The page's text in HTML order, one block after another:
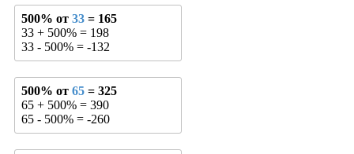
500% от 33 = 165
33 + 500% = 198
33 - 500% = -132
500% от 65 = 325
65 + 500% = 390
65 - 500% = -260